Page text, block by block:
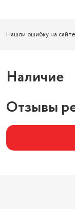
Нашли ошибку на
Наличие
Отзывы